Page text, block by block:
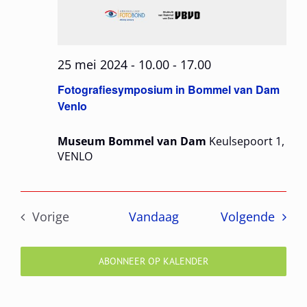
Fotografiesymposium in Bommel van Dam
Venlo
25 mei 2024 - 10.00 - 17.00
Museum Bommel van Dam Keulsepoort 1,
VENLO
Vorige
Vandaag Volgende
ABONNEER OP KALENDER